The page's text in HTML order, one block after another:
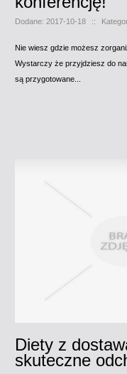
Dodane: 2017-10-18 ::
Nie wiesz gdzie możesz
Wystarczy że przyjdziesz do
są przygotowane...
Diety z
skuteczne